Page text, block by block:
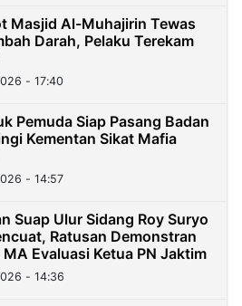
Masjid Al-Muhajirin Tewas
Darah, Pelaku Terekam
- 17:40
Pemuda Siap Pasang Badan
Kementan Sikat Mafia
- 14:57
Suap Ulur Sidang Roy Suryo
Ratusan Demonstran
MA Evaluasi Ketua PN Jaktim
- 14:36